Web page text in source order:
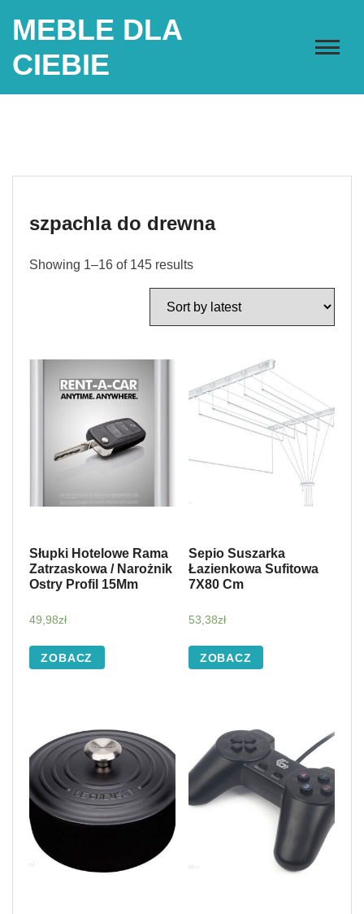
MEBLE DLA
CIEBIE
szpachla do drewna
Showing 1–16 of 145 results
Słupki Hotelowe Rama
Zatrzaskowa / Narożnik
Ostry Profil 15Mm
49,98zł
ZOBACZ
Sepio Suszarka
Łazienkowa Sufitowa
7X80 Cm
53,38zł
ZOBACZ